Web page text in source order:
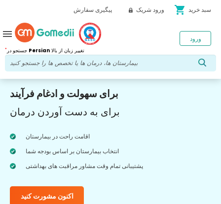
پیگیری سفارش ورود شریک shopping_cart سبد خرید
* Persian تغییر زبان از بالا
ورود menu
برای سهولت و ادغام فرآیند
برای به دست آوردن درمان
اقامت راحت در بیمارستان
انتخاب بیمارستان بر اساس بودجه شما
پشتیبانی تمام وقت مشاور مراقبت های بهداشتی
اکنون مشورت کنید